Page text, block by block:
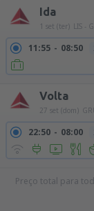
Ida
1 set (ter) LIS -
11:55 08:50
Volta
27 set (dom)
22:50 08:00
Preço total para